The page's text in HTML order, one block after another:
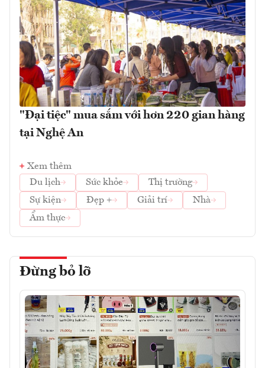
"Đại tiệc" mua sắm với hơn 220 gian hàng
tại Nghệ An
Xem thêm
Du lịch
Sức khỏe
Thị trường
Sự kiện
Đẹp + Giải trí
Nhà
Ẩm thực
Đừng bỏ lỡ